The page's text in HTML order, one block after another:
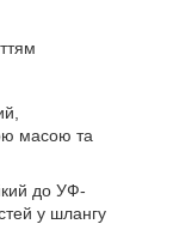
масою та
до УФ-
у шлангу